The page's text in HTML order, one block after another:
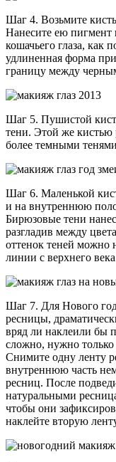
Шаг 4. Возьмите
Нанесите ею пигмент
кошачьего глаза, как
удлиненная форма
границу между
Шаг 5. Пушистой
тени. Этой же кистью
более темными
Шаг 6. Маленькой
и на внутреннюю
Бирюзовые тени
разгладив между
оттенок теней можно
линии с верхнего
Шаг 7. Для Нового
ресницы,
вряд ли наклеили бы
сложно, нужно только
Снимите одну ленту
внутреннюю часть
ресниц. После
натуральными
чтобы они
наклейте вторую